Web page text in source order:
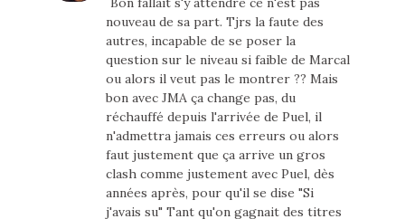
nouveau de sa part. Tjrs la faute des
autres, incapable de se poser la
question sur le niveau si faible de Marcal
ou alors il veut pas le montrer ?? Mais
bon avec JMA ça change pas, du
réchauffé depuis l'arrivée de Puel, il
n'admettra jamais ces erreurs ou alors
faut justement que ça arrive un gros
clash comme justement avec Puel, dès
années après, pour qu'il se dise "Si
j'avais su" Tant qu'on gagnait des titres